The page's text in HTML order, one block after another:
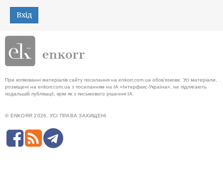
Вхід
При копіюванні матеріалів сайту посилання на enkorr.com.ua обов'язкове. Усі матеріали,
розміщені на enkorr.com.ua з посиланням на ІА «Інтерфакс-Україна», не підлягають
подальшій публікації, крім як з письмового рішення ІА.
© ENKORR 2026. УСІ ПРАВА ЗАХИЩЕНІ.